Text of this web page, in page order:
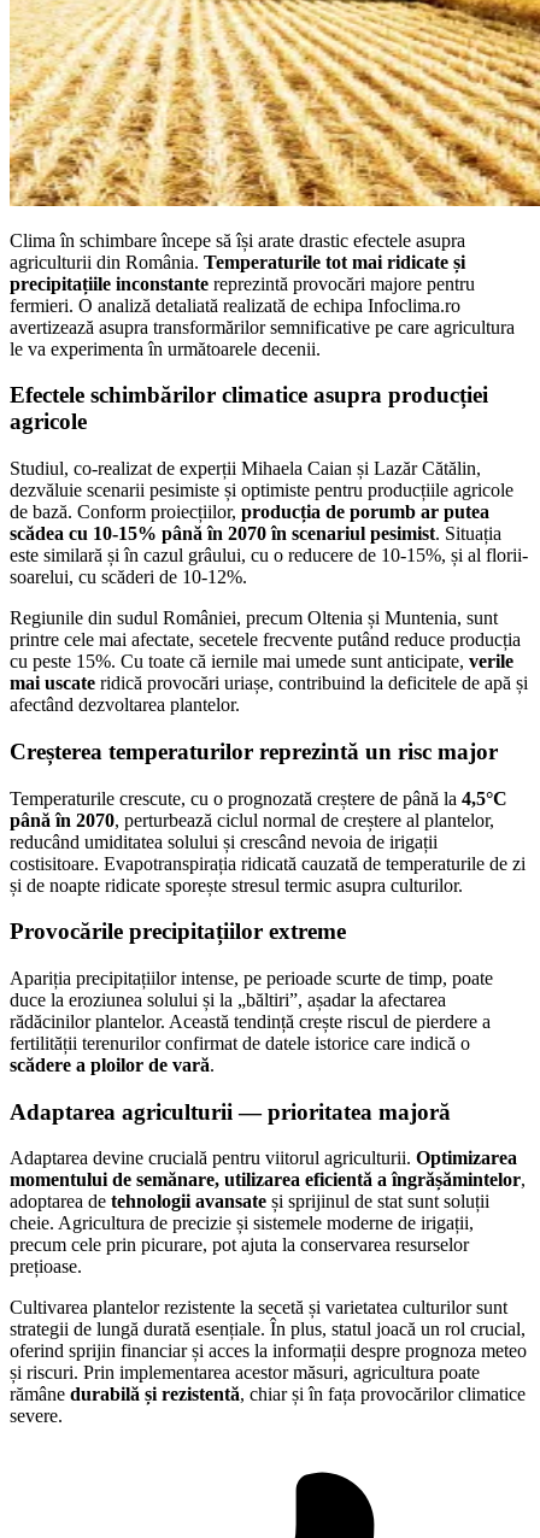
Clima în schimbare începe să își arate drastic efectele asupra
agriculturii din România. Temperaturile tot mai ridicate și
precipitațiile inconstante reprezintă provocări majore pentru
fermieri. O analiză detaliată realizată de echipa Infoclima.ro
avertizează asupra transformărilor semnificative pe care agricultura
le va experimenta în următoarele decenii.
Efectele schimbărilor climatice asupra producției
agricole
Studiul, co-realizat de experții Mihaela Caian și Lazăr Cătălin,
dezvăluie scenarii pesimiste și optimiste pentru producțiile agricole
de bază. Conform proiecțiilor, producția de porumb ar putea
scădea cu 10-15% până în 2070 în scenariul pesimist. Situația
este similară și în cazul grâului, cu o reducere de 10-15%, și al florii-
soarelui, cu scăderi de 10-12%.
Regiunile din sudul României, precum Oltenia și Muntenia, sunt
printre cele mai afectate, secetele frecvente putând reduce producția
cu peste 15%. Cu toate că iernile mai umede sunt anticipate, verile
mai uscate ridică provocări uriașe, contribuind la deficitele de apă și
afectând dezvoltarea plantelor.
Creșterea temperaturilor reprezintă un risc major
Temperaturile crescute, cu o prognozată creștere de până la 4,5°C
până în 2070, perturbează ciclul normal de creștere al plantelor,
reducând umiditatea solului și crescând nevoia de irigații
costisitoare. Evapotranspirația ridicată cauzată de temperaturile de zi
și de noapte ridicate sporește stresul termic asupra culturilor.
Provocările precipitațiilor extreme
Apariția precipitațiilor intense, pe perioade scurte de timp, poate
duce la eroziunea solului și la „băltiri”, așadar la afectarea
rădăcinilor plantelor. Această tendință crește riscul de pierdere a
fertilității terenurilor confirmat de datele istorice care indică o
scădere a ploilor de vară.
Adaptarea agriculturii — prioritatea majoră
Adaptarea devine crucială pentru viitorul agriculturii. Optimizarea
momentului de semănare, utilizarea eficientă a îngrășămintelor,
adoptarea de tehnologii avansate și sprijinul de stat sunt soluții
cheie. Agricultura de precizie și sistemele moderne de irigații,
precum cele prin picurare, pot ajuta la conservarea resurselor
prețioase.
Cultivarea plantelor rezistente la secetă și varietatea culturilor sunt
strategii de lungă durată esențiale. În plus, statul joacă un rol crucial,
oferind sprijin financiar și acces la informații despre prognoza meteo
și riscuri. Prin implementarea acestor măsuri, agricultura poate
rămâne durabilă și rezistentă, chiar și în fața provocărilor climatice
severe.